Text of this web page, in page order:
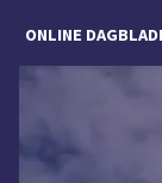
ONLINE